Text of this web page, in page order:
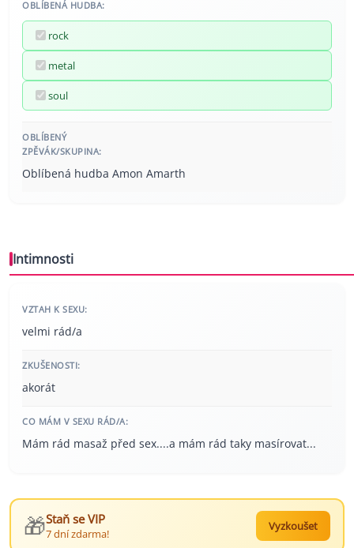
OBLÍBENÁ HUDBA:
rock
metal
soul
OBLÍBENÝ
ZPĚVÁK/SKUPINA:
Oblíbená hudba Amon Amarth
Intimnosti
VZTAH K SEXU:
velmi rád/a
ZKUŠENOSTI:
akorát
CO MÁM V SEXU RÁD/A:
Mám rád masaž před sex....a mám rád taky masírovat...
🎁Staň se VIP
7 dní zdarma!
Vyzkoušet